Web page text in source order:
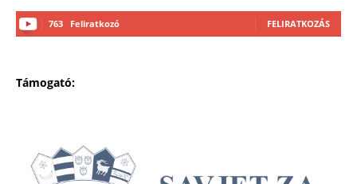
763 Feliratkozó FELIRATKOZÁS
Támogató: